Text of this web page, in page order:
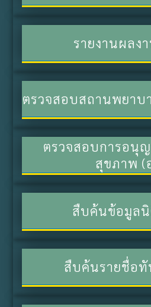
รายงานผลง
ตรวจสอบสถานพยาบ
ตรวจสอบการอนุ
สุขภาพ (
สืบค้นข้อมูล
สืบค้นรายชื่อ